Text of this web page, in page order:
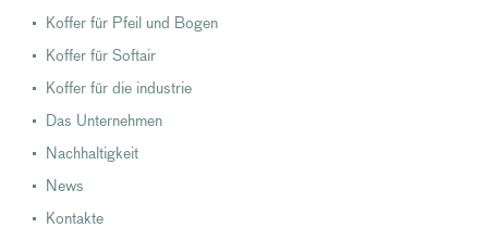
Koffer für Pfeil und Bogen
Koffer für Softair
Koffer für die industrie
Das Unternehmen
Nachhaltigkeit
News
Kontakte